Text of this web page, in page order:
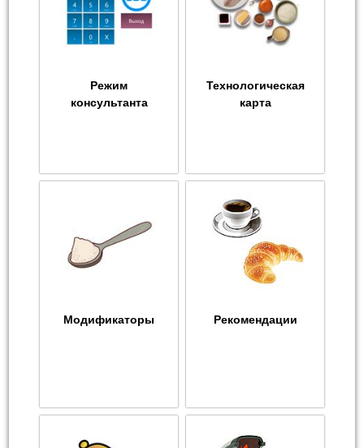
Режим
консультанта
Технологическая
карта
Модификаторы Рекомендации